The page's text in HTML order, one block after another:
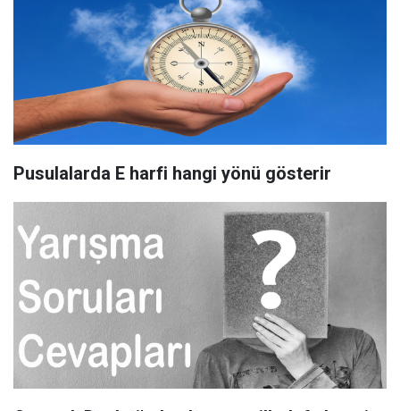
Pusulalarda E harfi hangi yönü gösterir